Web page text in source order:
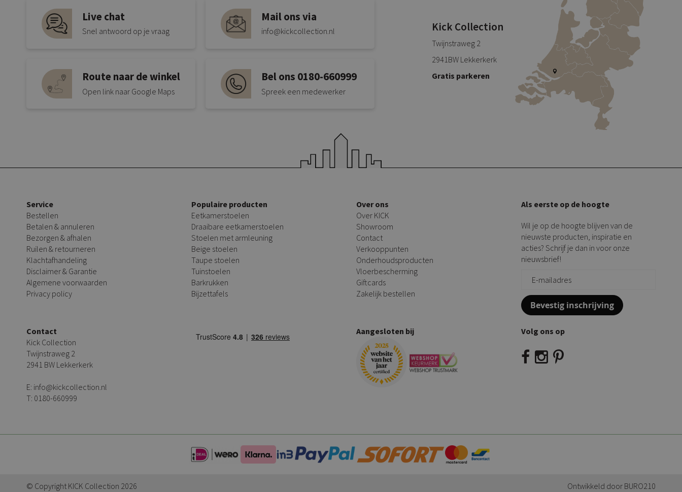
Live chat
Snel antwoord op je vraag
Mail ons via
info@kickcollection.nl
Route naar de winkel
Open link naar Google Maps
Bel ons 0180-660999
Spreek een medewerker
Kick Collection
Twijnstraweg 2
2941BW Lekkerkerk
Gratis parkeren
Service
Bestellen
Betalen & annuleren
Bezorgen & afhalen
Ruilen & retourneren
Klachtafhandeling
Disclaimer & Garantie
Algemene voorwaarden
Privacy policy
Populaire producten
Eetkamerstoelen
Draaibare eetkamerstoelen
Stoelen met armleuning
Beige stoelen
Taupe stoelen
Tuinstoelen
Barkrukken
Bijzettafels
Over ons
Over KICK
Showroom
Contact
Verkooppunten
Onderhoudsproducten
Vloerbescherming
Giftcards
Zakelijk bestellen
Als eerste op de hoogte
Wil je op de hoogte blijven van de
nieuwste producten, inspiratie en
acties? Schrijf je dan in voor onze
nieuwsbrief!
Bevestig inschrijving
Contact
Kick Collection
Twijnstraweg 2
2941 BW Lekkerkerk
E: info@kickcollection.nl
T: 0180-660999
Aangesloten bij Volg ons op
© Copyright KICK Collection 2026 Ontwikkeld door BURO210